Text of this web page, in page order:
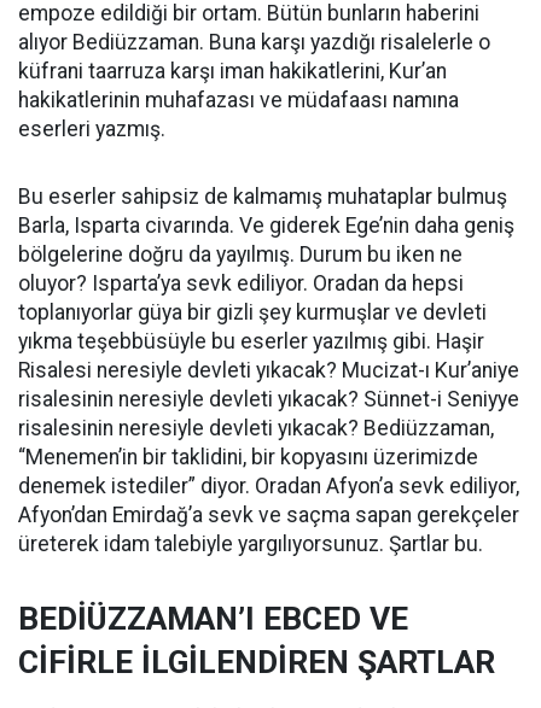
empoze edildiği bir ortam. Bütün bunların haberini
alıyor Bediüzzaman. Buna karşı yazdığı risalelerle o
küfrani taarruza karşı iman hakikatlerini, Kur’an
hakikatlerinin muhafazası ve müdafaası namına
eserleri yazmış.
Bu eserler sahipsiz de kalmamış muhataplar bulmuş
Barla, Isparta civarında. Ve giderek Ege’nin daha geniş
bölgelerine doğru da yayılmış. Durum bu iken ne
oluyor? Isparta’ya sevk ediliyor. Oradan da hepsi
toplanıyorlar güya bir gizli şey kurmuşlar ve devleti
yıkma teşebbüsüyle bu eserler yazılmış gibi. Haşir
Risalesi neresiyle devleti yıkacak? Mucizat-ı Kur’aniye
risalesinin neresiyle devleti yıkacak? Sünnet-i Seniyye
risalesinin neresiyle devleti yıkacak? Bediüzzaman,
“Menemen’in bir taklidini, bir kopyasını üzerimizde
denemek istediler” diyor. Oradan Afyon’a sevk ediliyor,
Afyon’dan Emirdağ’a sevk ve saçma sapan gerekçeler
üreterek idam talebiyle yargılıyorsunuz. Şartlar bu.
BEDİÜZZAMAN’I EBCED VE
CİFİRLE İLGİLENDİREN ŞARTLAR